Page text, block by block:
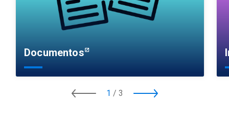
Documentos
1 / 3